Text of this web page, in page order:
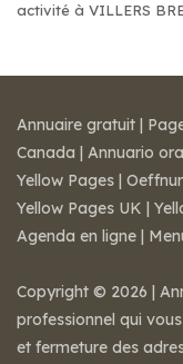
activité à VILLERS
Annuaire gratuit |
Canada | Annuario
Yellow Pages |
Yellow Pages UK |
Agenda en ligne |
Copyright © 2026 |
professionnel qui
et fermeture des